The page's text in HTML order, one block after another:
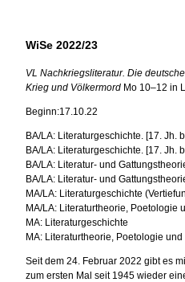
WiSe 2022/23
VL Nachkriegsliteratur. Die
Krieg und Völkermord Mo 10–12 in
Beginn:17.10.22
BA/LA: Literaturgeschichte. [17. Jh.
BA/LA: Literaturgeschichte. [17. Jh.
BA/LA: Literatur- und
BA/LA: Literatur- und
MA/LA: Literaturgeschichte
MA/LA: Literaturtheorie, Poetologie
MA: Literaturgeschichte
MA: Literaturtheorie, Poetologie und
Seit dem 24. Februar 2022 gibt es
zum ersten Mal seit 1945 wieder